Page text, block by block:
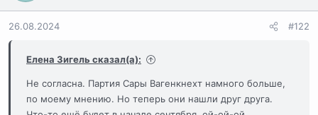
26.08.2024 #122
Елена Зигель сказал(а):
Не согласна. Партия Сары Вагенкнехт намного больше,
по моему мнению. Но теперь они нашли друг друга.